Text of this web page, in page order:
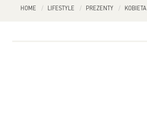
HOME LIFESTYLE PREZENTY KOBIETA